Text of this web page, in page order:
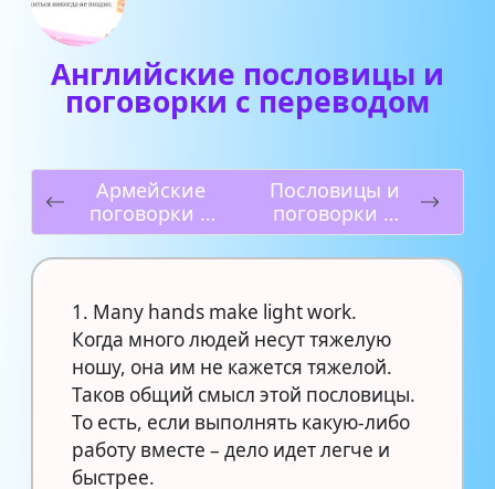
Английские пословицы и
поговорки с переводом
Армейские
поговорки и
пословицы
Пословицы и
поговорки о
соли
1. Many hands make light work.
Когда много людей несут тяжелую
ношу, она им не кажется тяжелой.
Таков общий смысл этой пословицы.
То есть, если выполнять какую-либо
работу вместе – дело идет легче и
быстрее.